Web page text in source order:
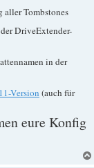
Tombstones
DriveExtender-
in der
Version (auch für
eure Konfig